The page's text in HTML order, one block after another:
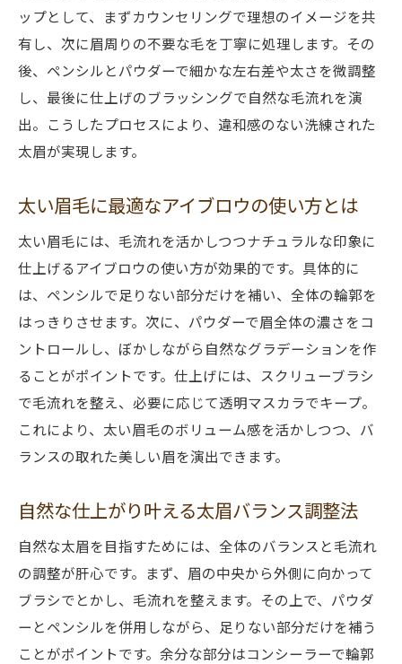
ップとして、まずカウンセリングで理想のイメージを共
有し、次に眉周りの不要な毛を丁寧に処理します。その
後、ペンシルとパウダーで細かな左右差や太さを微調整
し、最後に仕上げのブラッシングで自然な毛流れを演
出。こうしたプロセスにより、違和感のない洗練された
太眉が実現します。
太い眉毛に最適なアイブロウの使い方とは
太い眉毛には、毛流れを活かしつつナチュラルな印象に
仕上げるアイブロウの使い方が効果的です。具体的に
は、ペンシルで足りない部分だけを補い、全体の輪郭を
はっきりさせます。次に、パウダーで眉全体の濃さをコ
ントロールし、ぼかしながら自然なグラデーションを作
ることがポイントです。仕上げには、スクリューブラシ
で毛流れを整え、必要に応じて透明マスカラでキープ。
これにより、太い眉毛のボリューム感を活かしつつ、バ
ランスの取れた美しい眉を演出できます。
自然な仕上がり叶える太眉バランス調整法
自然な太眉を目指すためには、全体のバランスと毛流れ
の調整が肝心です。まず、眉の中央から外側に向かって
ブラシでとかし、毛流れを整えます。その上で、パウダ
ーとペンシルを併用しながら、足りない部分だけを補う
ことがポイントです。余分な部分はコンシーラーで輪郭